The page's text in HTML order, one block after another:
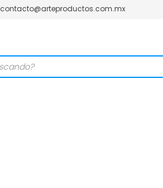
contacto@arteproductos.com.mx